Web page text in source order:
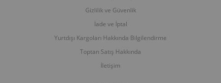
Gizlilik ve Güvenlik
İade ve İptal
Yurtdışı Kargoları Hakkında Bilgilendirme
Toptan Satış Hakkında
İletişim